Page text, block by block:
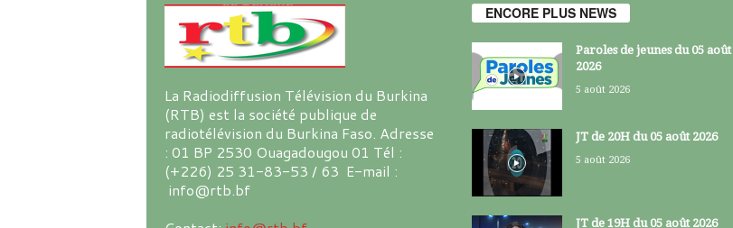
La Radiodiffusion Télévision du Burkina
(RTB) est la société publique de
radiotélévision du Burkina Faso. Adresse
: 01 BP 2530 Ouagadougou 01 Tél :
(+226) 25 31-83-53 / 63 E-mail :
info@rtb.bf
ENCORE PLUS NEWS
Paroles de jeunes du 05 août
2026
5 août 2026
JT de 20H du 05 août 2026
5 août 2026
JT de 19H du 05 août 2026